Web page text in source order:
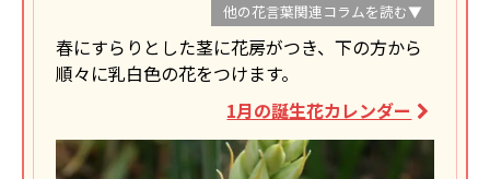
他の花言葉関連コラムを読む▼
春にすらりとした茎に花房がつき、下の方から
順々に乳白色の花をつけます。
1月の誕生花カレンダー